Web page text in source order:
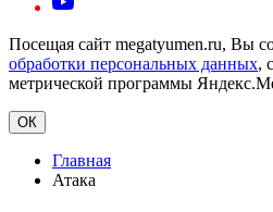
Посещая сайт megatyumen.ru, Вы
обработки персональных данных,
метрической программы
ОК
Главная
Атака